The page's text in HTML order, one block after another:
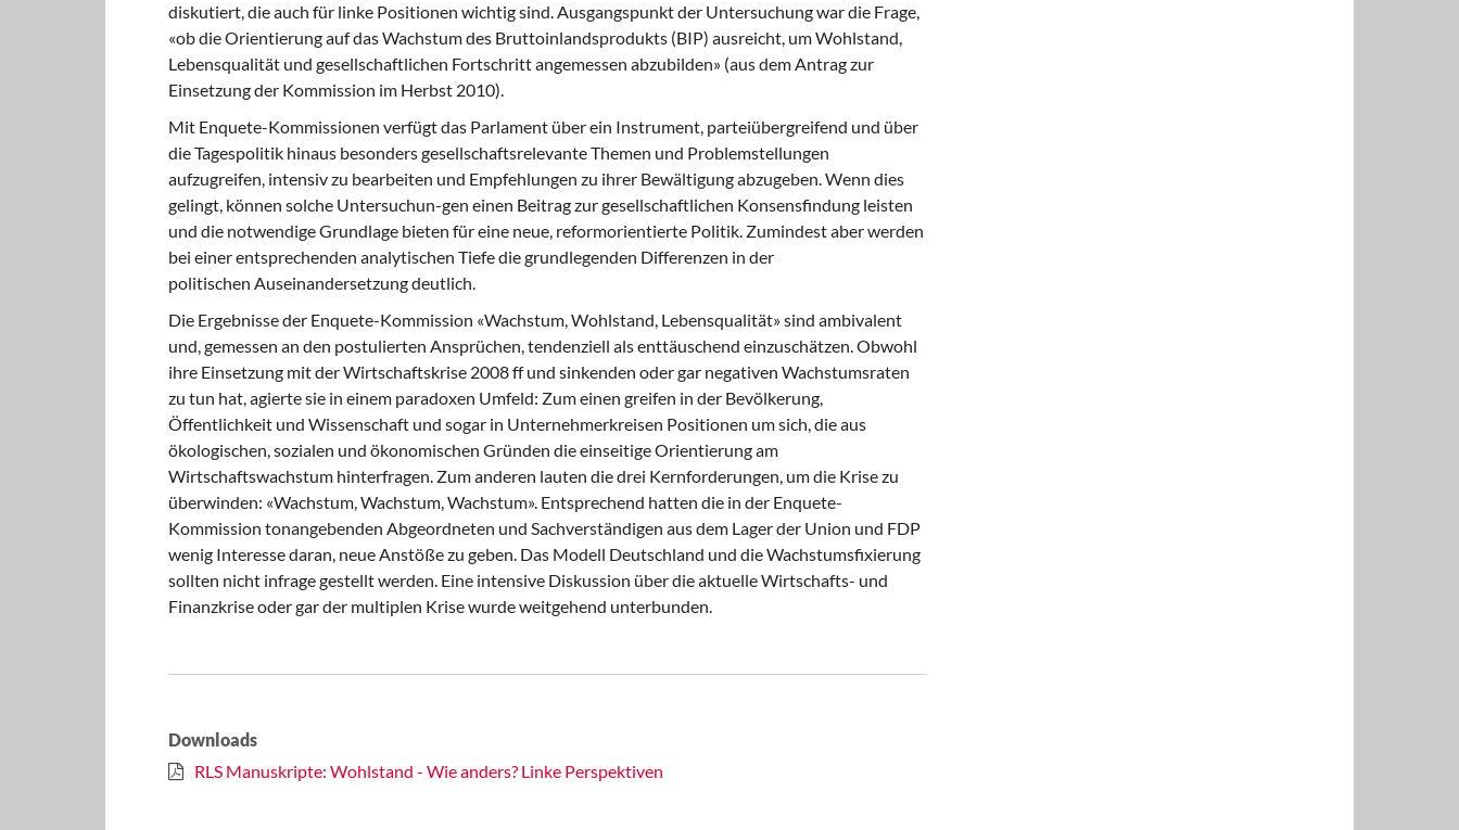
diskutiert, die auch für linke Positionen wichtig sind. Ausgangspunkt der Untersuchung war die Frage,
«ob die Orientierung auf das Wachstum des Bruttoinlandsprodukts (BIP) ausreicht, um Wohlstand,
Lebensqualität und gesellschaftlichen Fortschritt angemessen abzubilden» (aus dem Antrag zur
Einsetzung der Kommission im Herbst 2010).
Mit Enquete-Kommissionen verfügt das Parlament über ein Instrument, parteiübergreifend und über
die Tagespolitik hinaus besonders gesellschaftsrelevante Themen und Problemstellungen
aufzugreifen, intensiv zu bearbeiten und Empfehlungen zu ihrer Bewältigung abzugeben. Wenn dies
gelingt, können solche Untersuchun-gen einen Beitrag zur gesellschaftlichen Konsensfindung leisten
und die notwendige Grundlage bieten für eine neue, reformorientierte Politik. Zumindest aber werden
bei einer entsprechenden analytischen Tiefe die grundlegenden Differenzen in der
politischen Auseinandersetzung deutlich.
Die Ergebnisse der Enquete-Kommission «Wachstum, Wohlstand, Lebensqualität» sind ambivalent
und, gemessen an den postulierten Ansprüchen, tendenziell als enttäuschend einzuschätzen. Obwohl
ihre Einsetzung mit der Wirtschaftskrise 2008 ff und sinkenden oder gar negativen Wachstumsraten
zu tun hat, agierte sie in einem paradoxen Umfeld: Zum einen greifen in der Bevölkerung,
Öffentlichkeit und Wissenschaft und sogar in Unternehmerkreisen Positionen um sich, die aus
ökologischen, sozialen und ökonomischen Gründen die einseitige Orientierung am
Wirtschaftswachstum hinterfragen. Zum anderen lauten die drei Kernforderungen, um die Krise zu
überwinden: «Wachstum, Wachstum, Wachstum». Entsprechend hatten die in der Enquete-
Kommission tonangebenden Abgeordneten und Sachverständigen aus dem Lager der Union und FDP
wenig Interesse daran, neue Anstöße zu geben. Das Modell Deutschland und die Wachstumsfixierung
sollten nicht infrage gestellt werden. Eine intensive Diskussion über die aktuelle Wirtschafts- und
Finanzkrise oder gar der multiplen Krise wurde weitgehend unterbunden.
Downloads
RLS Manuskripte: Wohlstand - Wie anders? Linke Perspektiven